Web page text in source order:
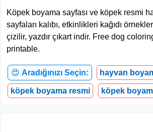
Köpek boyama sayfası ve köpek resmi
sayfaları kalıbı, etkinlikleri kağıdı
çizilir, yazdır çıkart indir. Free dog
printable.
😍 Aradığınızı Seçin: hayvan
köpek boyama resmi köpek